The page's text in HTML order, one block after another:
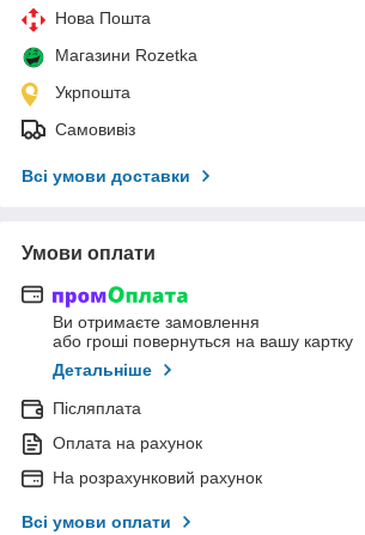
Нова Пошта
Магазини Rozetka
Укрпошта
Самовивіз
Всі умови доставки
Умови оплати
Ви отримаєте замовлення
або гроші повернуться на вашу картку
Детальніше
Післяплата
Оплата на рахунок
На розрахунковий рахунок
Всі умови оплати